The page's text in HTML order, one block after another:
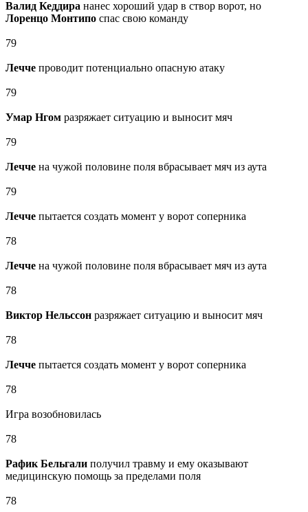
Валид Кеддира нанес хороший удар в створ ворот, но
Лоренцо Монтипо спас свою команду
79
Лечче проводит потенциально опасную атаку
79
Умар Нгом разряжает ситуацию и выносит мяч
79
Лечче на чужой половине поля вбрасывает мяч из аута
79
Лечче пытается создать момент у ворот соперника
78
Лечче на чужой половине поля вбрасывает мяч из аута
78
Виктор Нельссон разряжает ситуацию и выносит мяч
78
Лечче пытается создать момент у ворот соперника
78
Игра возобновилась
78
Рафик Бельгали получил травму и ему оказывают
медицинскую помощь за пределами поля
78